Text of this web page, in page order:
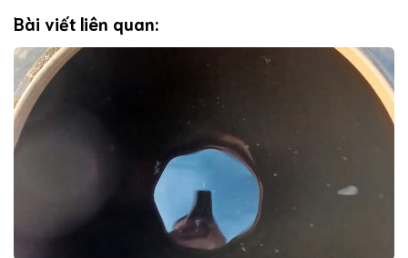
Bài viết liên quan: